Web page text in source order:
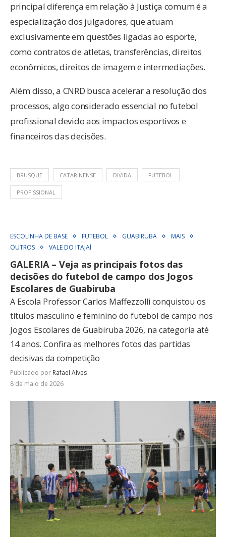
principal diferença em relação à Justiça comum é a
especialização dos julgadores, que atuam
exclusivamente em questões ligadas ao esporte,
como contratos de atletas, transferências, direitos
econômicos, direitos de imagem e intermediações.
Além disso, a CNRD busca acelerar a resolução dos
processos, algo considerado essencial no futebol
profissional devido aos impactos esportivos e
financeiros das decisões.
BRUSQUE CATARINENSE DIVIDA FUTEBOL
PROFISSIONAL
ESCOLINHA DE BASE FUTEBOL GUABIRUBA
MAIS
OUTROS
VALE DO ITAJAÍ
GALERIA – Veja as principais fotos das
decisões do futebol de campo dos Jogos
Escolares de Guabiruba
A Escola Professor Carlos Maffezzolli conquistou os
títulos masculino e feminino do futebol de campo nos
Jogos Escolares de Guabiruba 2026, na categoria até
14 anos. Confira as melhores fotos das partidas
decisivas da competição
Publicado por Rafael Alves
8 de maio de 2026